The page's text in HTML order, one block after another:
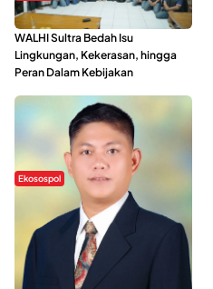
Refleksi Gerakan Perempuan,
WALHI Sultra Bedah Isu
Lingkungan, Kekerasan, hingga
Peran Dalam Kebijakan
Ekosospol
Slogan Pemberdayaan Lokal
Dinilai Hanya Pemanis, Tokoh
Pemuda Wilalang Kritik Dominasi
Orang Luar